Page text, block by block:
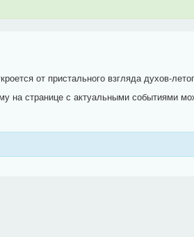
от пристального взгляда духов-
на странице с актуальными событиями